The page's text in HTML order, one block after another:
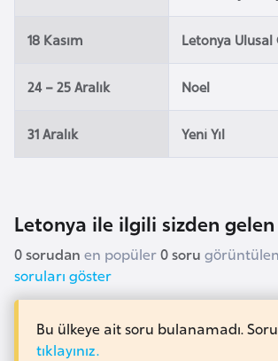
18 Kasım Letonya Ulusal
24 – 25 Aralık Noel
31 Aralık Yeni Yıl
Letonya ile ilgili sizden
0 sorudan en popüler0 soru
soruları göster
Bu ülkeye ait soru bulanamadı.
tıklayınız.
n
B
s
n
e
r
s
e